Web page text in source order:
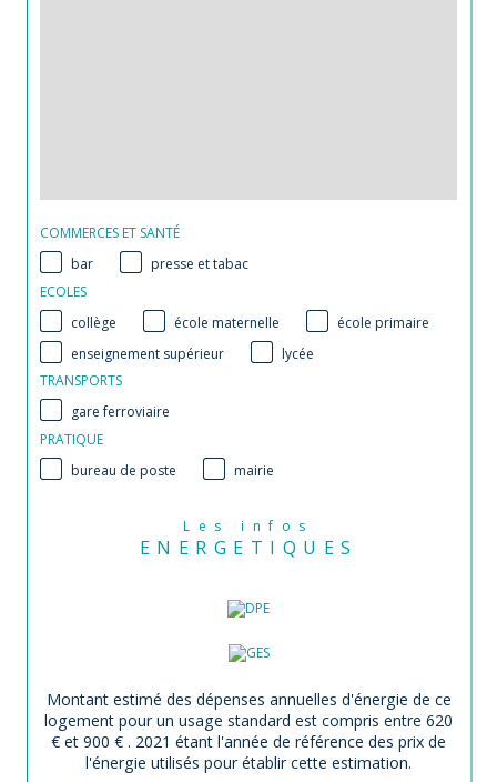
COMMERCES ET SANTÉ
bar
presse et tabac
ECOLES
collège
école maternelle
école primaire
enseignement supérieur
lycée
TRANSPORTS
gare ferroviaire
PRATIQUE
bureau de poste
mairie
Les infos
ENERGETIQUES
Montant estimé des dépenses annuelles d'énergie de ce
logement pour un usage standard est compris entre 620
€ et 900 € . 2021 étant l'année de référence des prix de
l'énergie utilisés pour établir cette estimation.